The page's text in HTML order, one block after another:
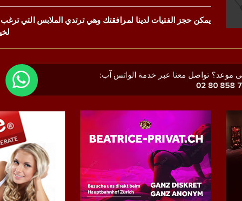
يمكن حجز الفتيات لدينا لمرافقتك وهي ترتدي الملابس التي
موعد؟ تواصل معنا عبر خدمة الواتس آب: